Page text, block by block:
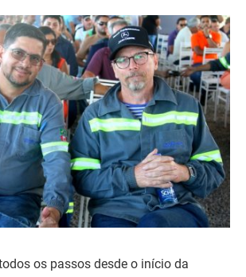
os passos desde o início da